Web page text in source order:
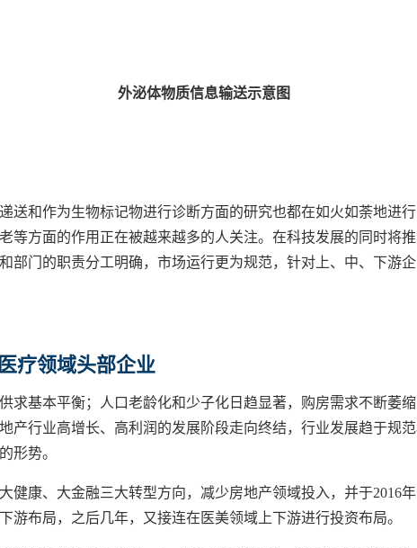
外泌体物质信息输送示意图
送和作为生物标记物进行诊断方面的研究也都在如火如荼地进
等方面的作用正在被越来越多的人关注。在科技发展的同时将
部门的职责分工明确，市场运行更为规范，针对上、中、下游企
疗领域头部企业
求基本平衡；人口老龄化和少子化日趋显著，购房需求不断萎
产行业高增长、高利润的发展阶段走向终结，行业发展趋于规
形势。
健康、大金融三大转型方向，减少房地产领域投入，并于2016
游布局，之后几年，又接连在医美领域上下游进行投资布局。